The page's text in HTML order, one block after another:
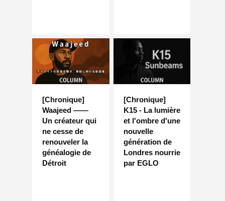
[Chronique]
Waajeed ——
Un créateur qui
ne cesse de
renouveler la
généalogie de
Détroit
[Chronique]
K15 - La lumière
et l'ombre d'une
nouvelle
génération de
Londres nourrie
par EGLO